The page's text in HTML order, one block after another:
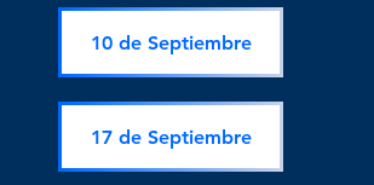
10 de Septiembre
17 de Septiembre